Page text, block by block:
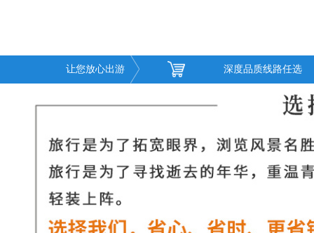
让您放心出游 深度品质线路任选